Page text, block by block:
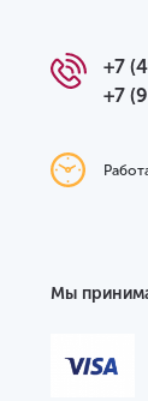
+7
+7
Мы